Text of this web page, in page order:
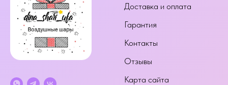
Доставка и оплата
Гарантия
Контакты
Отзывы
Карта сайта